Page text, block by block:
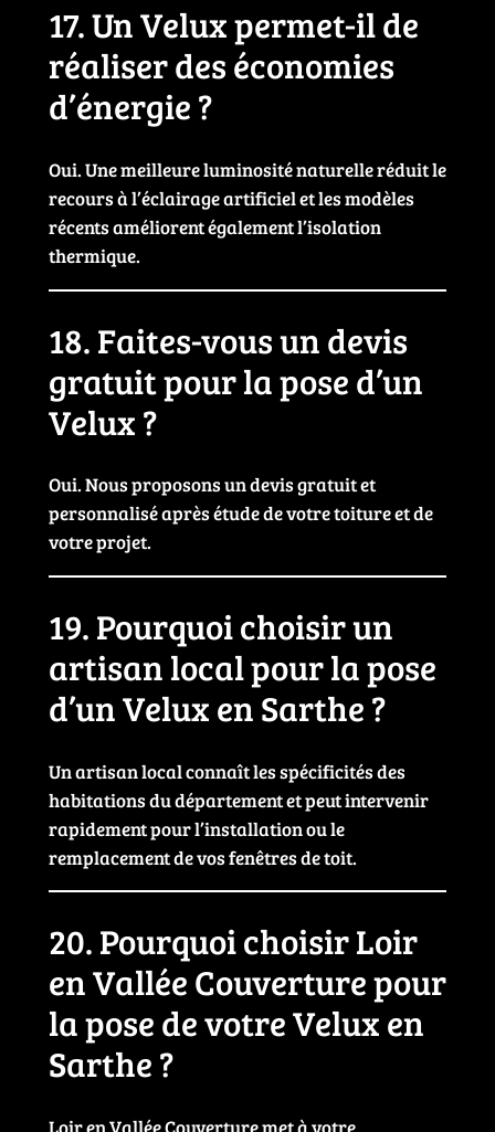
17. Un Velux permet-il de
réaliser des économies
d’énergie ?
Oui. Une meilleure luminosité naturelle réduit le
recours à l’éclairage artificiel et les modèles
récents améliorent également l’isolation
thermique.
18. Faites-vous un devis
gratuit pour la pose d’un
Velux ?
Oui. Nous proposons un devis gratuit et
personnalisé après étude de votre toiture et de
votre projet.
19. Pourquoi choisir un
artisan local pour la pose
d’un Velux en Sarthe ?
Un artisan local connaît les spécificités des
habitations du département et peut intervenir
rapidement pour l’installation ou le
remplacement de vos fenêtres de toit.
20. Pourquoi choisir Loir
en Vallée Couverture pour
la pose de votre Velux en
Sarthe ?
Loir en Vallée Couverture met à votre